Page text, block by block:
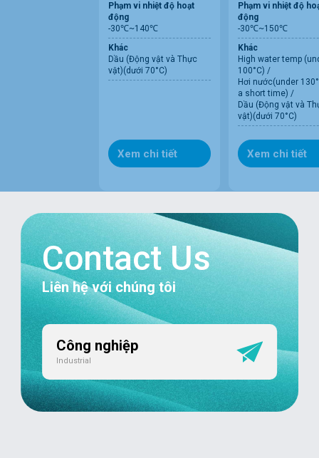
Phạm vi nhiệt độ hoạt
động
-30℃~140℃
Khác
Dầu (Động vật và Thực
vật)(dưới 70°C)
Xem chi tiết
Phạm vi nhiệt độ
động
-30℃~150℃
Khác
High water temp
100°C) /
Hơi nước(under
a short time) /
Dầu (Động vật và
vật)(dưới 70°C)
Xem chi tiết
Contact Us
Liên hệ với chúng tôi
Công nghiệp
Industrial